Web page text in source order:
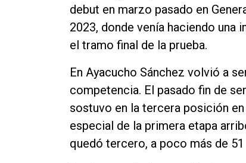
debut en marzo pasado en
2023, donde venía haciendo una
el tramo final de la prueba.
En Ayacucho Sánchez volvió a
competencia. El pasado fin de
sostuvo en la tercera posición
especial de la primera etapa
quedó tercero, a poco más de